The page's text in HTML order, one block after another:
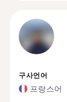
구사언어
프랑스어